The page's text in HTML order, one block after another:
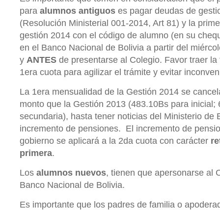
para alumnos antiguos es pagar deudas de
(Resolución Ministerial 001-2014, Art 81) y la
gestión 2014 con el código de alumno (en su
en el Banco Nacional de Bolivia a partir del
y ANTES de presentarse al Colegio. Favor traer
1era cuota para agilizar el trámite y evitar
La 1era mensualidad de la Gestión 2014 se
monto que la Gestión 2013 (483.10Bs para inicial;
secundaria), hasta tener noticias del Ministerio de
incremento de pensiones. El incremento de
gobierno se aplicará a la 2da cuota con carácter
primera.
Los alumnos nuevos, tienen que apersonarse al
Banco Nacional de Bolivia.
Es importante que los padres de familia o